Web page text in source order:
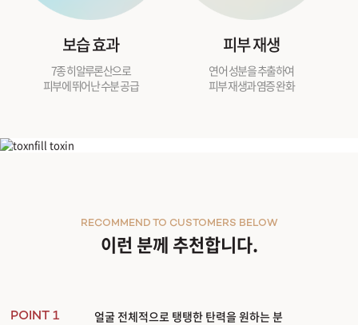
보습 효과
7종 히알루론산으로
피부에 뛰어난 수분 공급
피부 재생
연어 성분을 추출하여
피부 재생과 염증 완화
이런 분께 추천합니다.
RECOMMEND TO CUSTOMERS BELOW
POINT 1 얼굴 전체적으로 탱탱한 탄력을 원하는 분